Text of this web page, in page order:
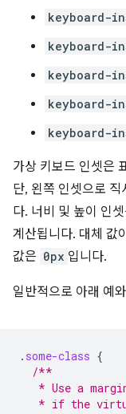
keyboard-
keyboard-
keyboard-
keyboard-
keyboard-
가상 키보드 인셋은
단, 왼쪽 인셋으로
다. 너비 및 높이 인
계산됩니다. 대체 값
값은 0px 입니다.
일반적으로 아래 예
. some-class {
/**
* Use a
* if the